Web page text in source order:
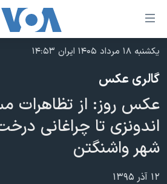
لینکهای
قابل
دسترسی
جهش
محتوای
اصلی
جهش
به
صفحه
نسخه سبک وب‌سایت
موضوع ها
ایران
آمریکا
جهان
برنامه های تلویزیونی
جدول برنامه ها
صفحه‌های ویژه
یکشنبه ۱۸ مرداد ۱۴۰۵ ایران ۱۴:۵۳
گالری عکس
عکس روز: از تظاهرات
اندونزی تا چراغانی
شهر واشنگتن
۱۲ آذر ۱۳۹۵